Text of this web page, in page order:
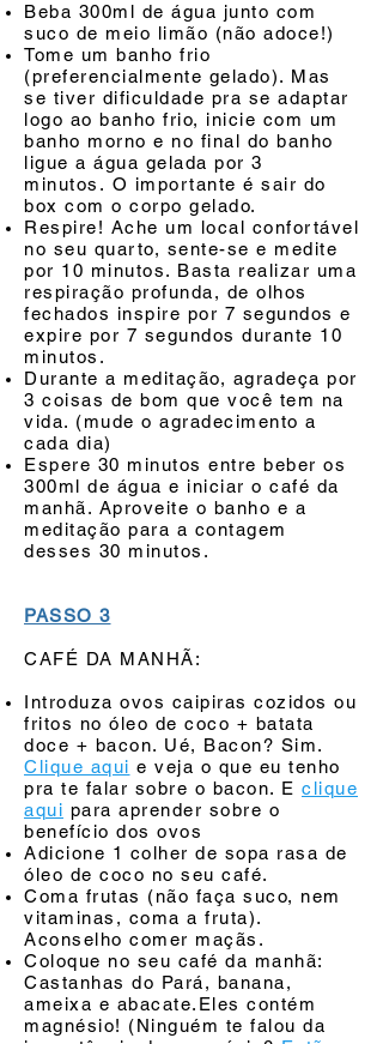
Beba 300ml de água junto com
suco de meio limão (não adoce!)
Tome um banho frio
(preferencialmente gelado). Mas
se tiver dificuldade pra se adaptar
logo ao banho frio, inicie com um
banho morno e no final do banho
ligue a água gelada por 3
minutos. O importante é sair do
box com o corpo gelado.
Respire! Ache um local confortável
no seu quarto, sente-se e medite
por 10 minutos. Basta realizar uma
respiração profunda, de olhos
fechados inspire por 7 segundos e
expire por 7 segundos durante 10
minutos.
Durante a meditação, agradeça por
3 coisas de bom que você tem na
vida. (mude o agradecimento a
cada dia)
Espere 30 minutos entre beber os
300ml de água e iniciar o café da
manhã. Aproveite o banho e a
meditação para a contagem
desses 30 minutos.
PASSO 3
CAFÉ DA MANHÃ:
Introduza ovos caipiras cozidos ou
fritos no óleo de coco + batata
doce + bacon. Ué, Bacon? Sim.
Clique aqui e veja o que eu tenho
pra te falar sobre o bacon. E clique
aqui para aprender sobre o
benefício dos ovos
Adicione 1 colher de sopa rasa de
óleo de coco no seu café.
Coma frutas (não faça suco, nem
vitaminas, coma a fruta).
Aconselho comer maçãs.
Coloque no seu café da manhã:
Castanhas do Pará, banana,
ameixa e abacate.Eles contém
magnésio! (Ninguém te falou da